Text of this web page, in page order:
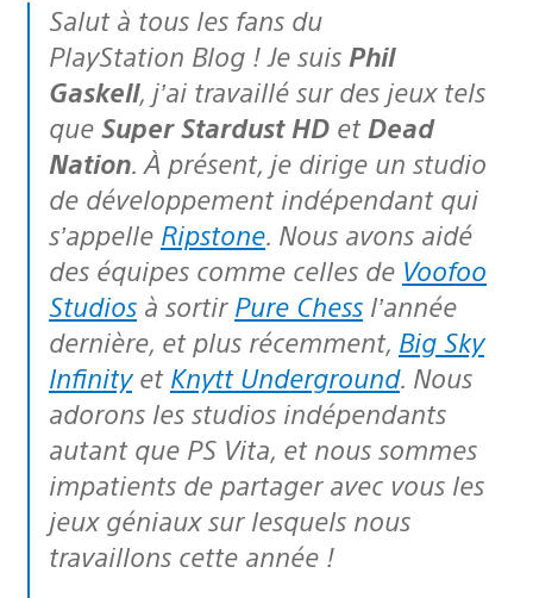
Salut à tous les fans du
PlayStation Blog ! Je suis Phil
Gaskell, j’ai travaillé sur des jeux tels
que Super Stardust HD et Dead
Nation. À présent, je dirige un studio
de développement indépendant qui
s’appelle Ripstone. Nous avons aidé
des équipes comme celles de Voofoo
Studios à sortir Pure Chess l’année
dernière, et plus récemment, Big Sky
Infinityet Knytt Underground. Nous
adorons les studios indépendants
autant que PS Vita, et nous sommes
impatients de partager avec vous les
jeux géniaux sur lesquels nous
travaillons cette année !